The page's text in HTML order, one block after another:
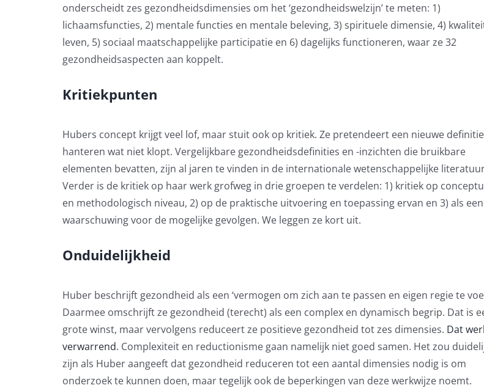
onderscheidt zes gezondheidsdimensies om het ‘gezondheidswelzijn’ te meten: 1)
lichaamsfuncties, 2) mentale functies en mentale beleving, 3) spirituele dimensie, 4)
leven, 5) sociaal maatschappelijke participatie en 6) dagelijks functioneren, waar ze 32
gezondheidsaspecten aan koppelt.
Kritiekpunten
Hubers concept krijgt veel lof, maar stuit ook op kritiek. Ze pretendeert een nieuwe
hanteren wat niet klopt. Vergelijkbare gezondheidsdefinities en -inzichten die bruikbare
elementen bevatten, zijn al jaren te vinden in de internationale wetenschappelijke
Verder is de kritiek op haar werk grofweg in drie groepen te verdelen: 1) kritiek op
en methodologisch niveau, 2) op de praktische uitvoering en toepassing ervan en 3) als een
waarschuwing voor de mogelijke gevolgen. We leggen ze kort uit.
Onduidelijkheid
Huber beschrijft gezondheid als een ‘vermogen om zich aan te passen en eigen regie te
Daarmee omschrijft ze gezondheid (terecht) als een complex en dynamisch begrip. Dat is
grote winst, maar vervolgens reduceert ze positieve gezondheid tot zes dimensies. Dat
verwarrend. Complexiteit en reductionisme gaan namelijk niet goed samen. Het zou
zijn als Huber aangeeft dat gezondheid reduceren tot een aantal dimensies nodig is om
onderzoek te kunnen doen, maar tegelijk ook de beperkingen van deze werkwijze noemt.